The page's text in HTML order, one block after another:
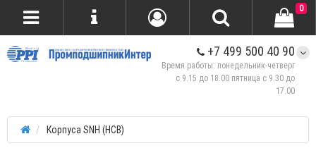
+7 499 500 40 90
Время работы: понедельник-четверг
с 9.15 до 18.00 пятница с 9.30 до
17.00
0
Корпуса SNH (HCB)